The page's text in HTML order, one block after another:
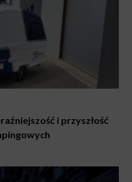
i przyszłość